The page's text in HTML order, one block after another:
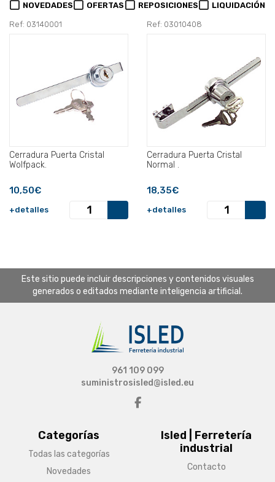
NOVEDADES OFERTAS REPOSICIONES LIQUIDACIÓN
Ref: 03140001
Cerradura Puerta Cristal
Wolfpack.
10,50€
+detalles
Ref: 03010408
Cerradura Puerta Cristal
Normal .
18,35€
+detalles
Este sitio puede incluir descripciones y contenidos visuales
generados o editados mediante inteligencia artificial.
Categorías
Todas las categorías
Novedades
Isled | Ferretería
industrial
Contacto
961 109 099
suministrosisled@isled.eu